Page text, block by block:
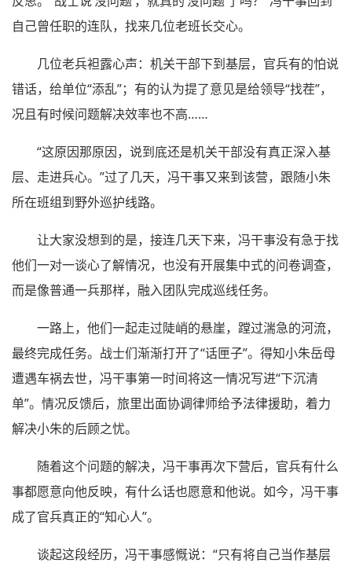
自己曾任职的连队，找来几位老班长交心。
几位老兵袒露心声：机关干部下到基层，官兵有的怕说
错话，给单位“添乱”；有的认为提了意见是给领导“找茬”，
况且有时候问题解决效率也不高……
“这原因那原因，说到底还是机关干部没有真正深入基
层、走进兵心。”过了几天，冯干事又来到该营，跟随小朱
所在班组到野外巡护线路。
让大家没想到的是，接连几天下来，冯干事没有急于找
他们一对一谈心了解情况，也没有开展集中式的问卷调查，
而是像普通一兵那样，融入团队完成巡线任务。
一路上，他们一起走过陡峭的悬崖，蹚过湍急的河流，
最终完成任务。战士们渐渐打开了“话匣子”。得知小朱岳母
遭遇车祸去世，冯干事第一时间将这一情况写进“下沉清
单”。情况反馈后，旅里出面协调律师给予法律援助，着力
解决小朱的后顾之忧。
随着这个问题的解决，冯干事再次下营后，官兵有什么
事都愿意向他反映，有什么话也愿意和他说。如今，冯干事
成了官兵真正的“知心人”。
谈起这段经历，冯干事感慨说：“只有将自己当作基层